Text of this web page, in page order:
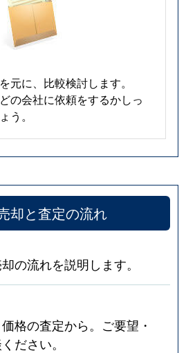
元に、比較検討します。
の会社に依頼をするかしっ
う。
却と査定の流れ
の流れを説明します。
格の査定から。ご要望・
ださい。